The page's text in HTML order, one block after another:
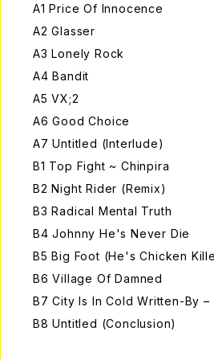
A1 Price Of Innocence
A2 Glasser
A3 Lonely Rock
A4 Bandit
A5 VX;2
A6 Good Choice
A7 Untitled (Interlude)
B1 Top Fight ~ Chinpira
B2 Night Rider (Remix)
B3 Radical Mental Truth
B4 Johnny He's Never Die
B5 Big Foot (He's Chicken
B6 Village Of Damned
B7 City Is In Cold Written-By
B8 Untitled (Conclusion)